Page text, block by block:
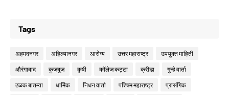
Tags
अहमदनगर अहिल्यानगर आरोग्य उत्तर महाराष्ट्र उपयुक्त माहिती
औरंगाबाद कुजबूज कृषी कॉलेज कट्टा क्रीडा गुन्हे वार्ता
ठळक बातम्या धार्मिक निधन वार्ता पश्चिम महाराष्ट्र प्रासंगिक